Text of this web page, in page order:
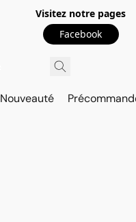
Visitez notre pages
Facebook
Nouveauté